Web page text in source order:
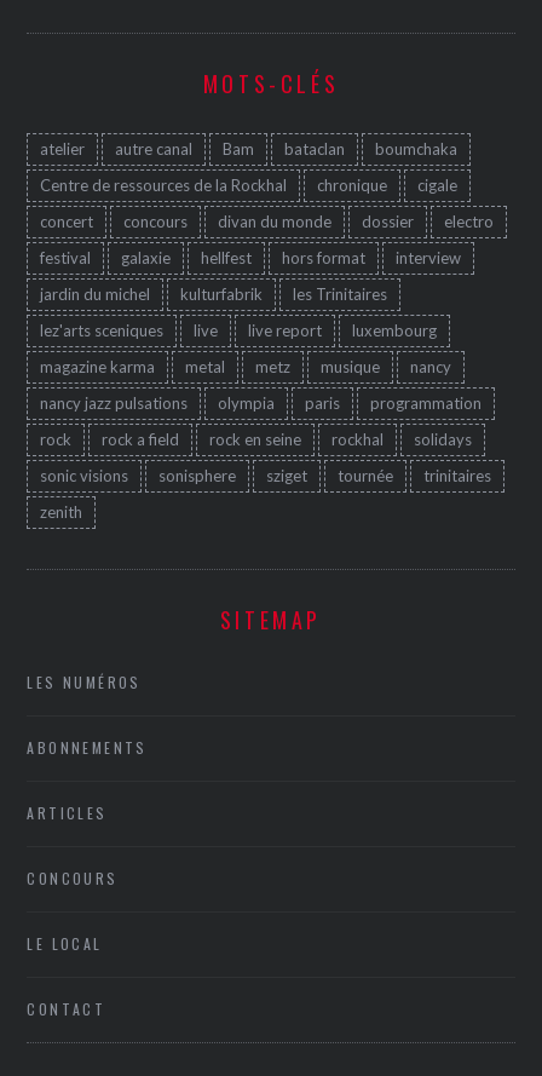
MOTS-CLÉS
atelier autre canal Bam bataclan
boumchaka
Centre de ressources de la Rockhal
chronique
cigale
concert
concours divan du monde dossier
electro
festival
galaxie hellfest hors format
interview
jardin du michel
kulturfabrik
les Trinitaires
lez'arts sceniques
live live report
luxembourg
magazine karma
metal metz musique
nancy
nancy jazz pulsations
olympia paris
programmation
rock
rock a field rock en seine rockhal
solidays
sonic visions
sonisphere sziget tournée
trinitaires
zenith
SITEMAP
LES NUMÉROS
ABONNEMENTS
ARTICLES
CONCOURS
LE LOCAL
CONTACT